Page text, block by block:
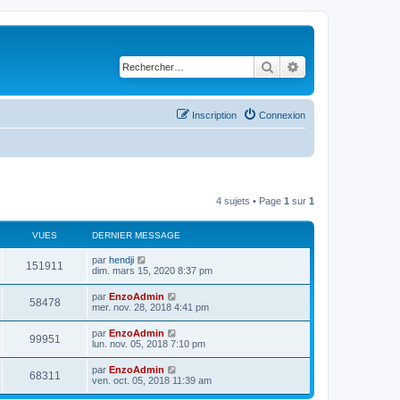
Rechercher
Connexion
Inscription
4 sujets • Page 1 sur 1
VUES DERNIER MESSAGE
151911
u
D
e
i
e
r
m
e
s
s
a
g
e
par hendji
dim. mars 15, 2020 8:37 pm
58478V
u
D
e
i
e
r
m
e
s
par EnzoAdmin
mer. nov. 28, 2018 4:41 pm
99951
u
D
e
i
e
r
par EnzoAdmin
lun. nov. 05, 2018 7:10 pm
68311
D
e
par EnzoAdmin
ven. oct. 05, 2018 11:39 am